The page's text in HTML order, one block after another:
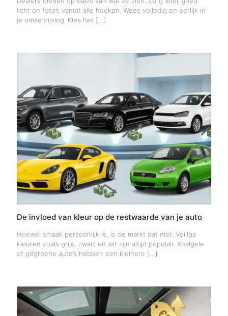
licht en foto’s vanuit alle hoeken. Wees volledig en eerlijk in
je omschrijving. Kies het […]
De invloed van kleur op de restwaarde van je auto
Hoewel smaak persoonlijk is, is de markt dat niet. Veilige
kleuren zoals grijs, zwart en wit zijn altijd populair. Knalgele
of gifgroene auto’s hebben een kleinere […]